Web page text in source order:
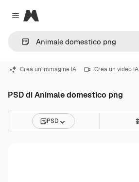
Close menu
Magnific
Crea un'immagine IA Crea un video IA
PSD di Animale domestico png
PSD